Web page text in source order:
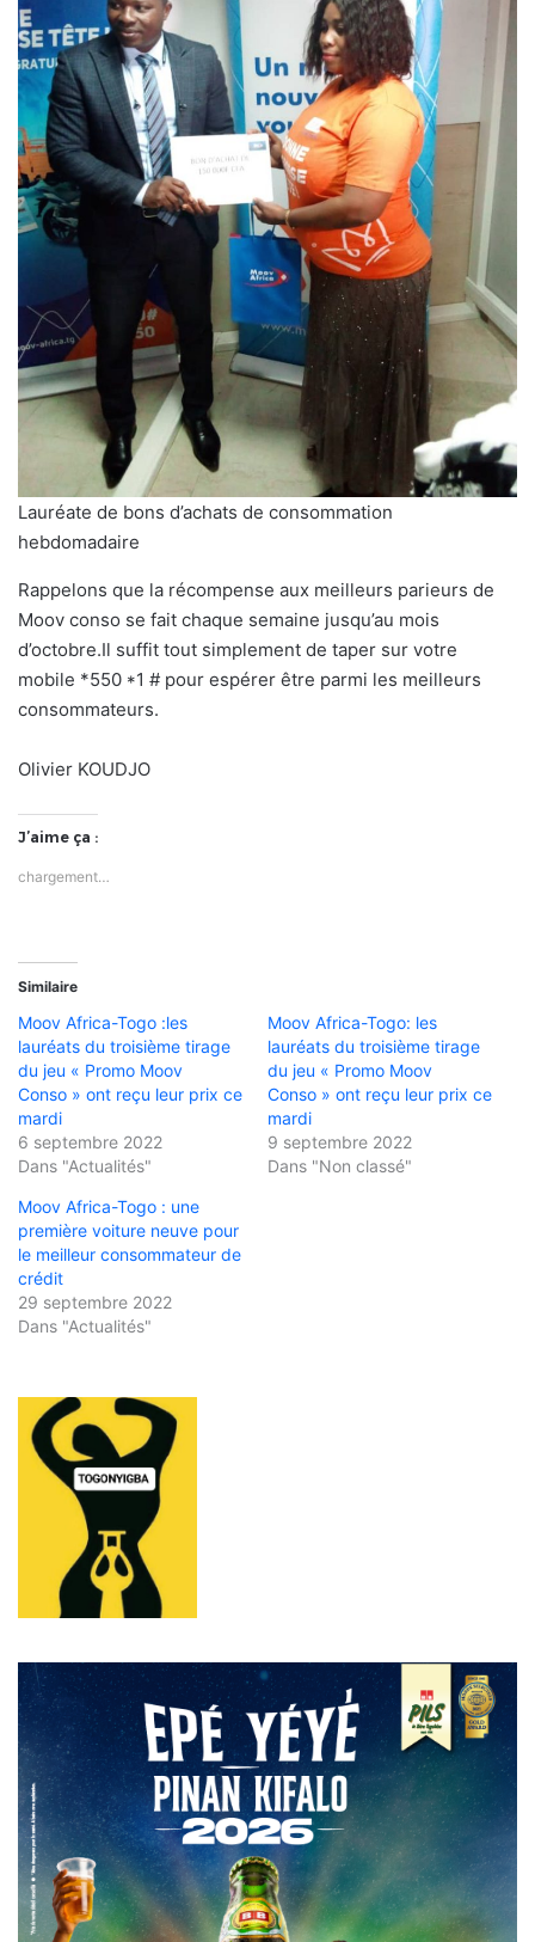
Lauréate de bons d’achats de consommation
hebdomadaire
Rappelons que la récompense aux meilleurs parieurs de
Moov conso se fait chaque semaine jusqu’au mois
d’octobre.Il suffit tout simplement de taper sur votre
mobile *550 *1 # pour espérer être parmi les meilleurs
consommateurs.
Olivier KOUDJO
J’aime ça :
chargement…
Similaire
Moov Africa-Togo :les
lauréats du troisième tirage
du jeu « Promo Moov
Conso » ont reçu leur prix ce
mardi
6 septembre 2022
Dans "Actualités"
Moov Africa-Togo: les
lauréats du troisième tirage
du jeu « Promo Moov
Conso » ont reçu leur prix ce
mardi
9 septembre 2022
Dans "Non classé"
Moov Africa-Togo : une
première voiture neuve pour
le meilleur consommateur de
crédit
29 septembre 2022
Dans "Actualités"